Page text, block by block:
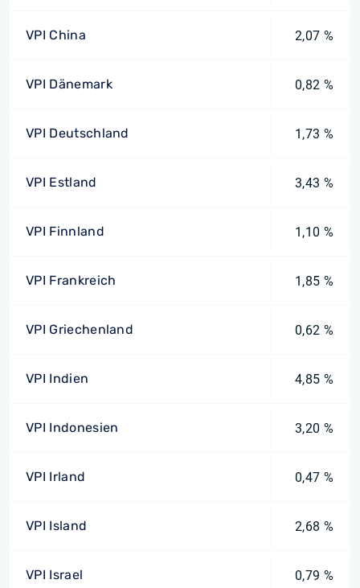
VPI China 2,07 %
VPI Dänemark 0,82 %
VPI Deutschland 1,73 %
VPI Estland 3,43 %
VPI Finnland 1,10 %
VPI Frankreich 1,85 %
VPI Griechenland 0,62 %
VPI Indien 4,85 %
VPI Indonesien 3,20 %
VPI Irland 0,47 %
VPI Island 2,68 %
VPI Israel 0,79 %